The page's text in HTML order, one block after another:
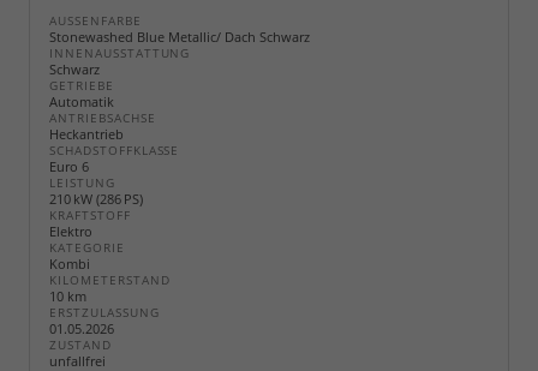
AUSSENFARBE
Stonewashed Blue Metallic/ Dach Schwarz
INNENAUSSTATTUNG
Schwarz
GETRIEBE
Automatik
ANTRIEBSACHSE
Heckantrieb
SCHADSTOFFKLASSE
Euro 6
LEISTUNG
210 kW (286 PS)
KRAFTSTOFF
Elektro
KATEGORIE
Kombi
KILOMETERSTAND
10 km
ERSTZULASSUNG
01.05.2026
ZUSTAND
unfallfrei